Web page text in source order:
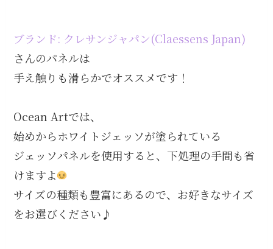
ブランド: クレサンジャパン(Claessens Japan)
さんのパネルは
手え触りも滑らかでオススメです！
Ocean Artでは、
始めからホワイトジェッソが塗られている
ジェッソパネルを使用すると、下処理の手間も省
けますよ
サイズの種類も豊富にあるので、お好きなサイズ
をお選びください♪